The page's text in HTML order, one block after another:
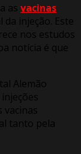
as vacinas
injeção. Este
nos estudos
notícia é que
Alemão
vacinas
tanto pela